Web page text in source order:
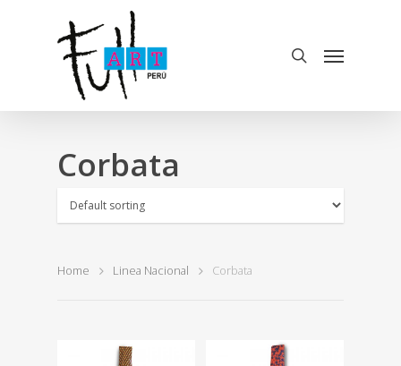
Corbata
Home Linea Nacional Corbata